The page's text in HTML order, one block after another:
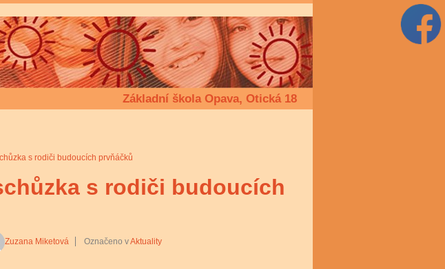
Základní škola Opava, Otická 18
s rodiči budoucích prvňáčků
s rodiči budoucích
Zuzana Miketová Označeno vAktuality